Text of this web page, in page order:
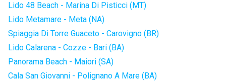
Lido 48 Beach - Marina Di Pisticci (MT)
Lido Metamare - Meta (NA)
Spiaggia Di Torre Guaceto - Carovigno (BR)
Lido Calarena - Cozze - Bari (BA)
Panorama Beach - Maiori (SA)
Cala San Giovanni - Polignano A Mare (BA)